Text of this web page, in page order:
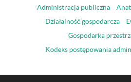
Administracja publiczna
Działalność gospodarcza
Gospodarka
Kodeks postępowania